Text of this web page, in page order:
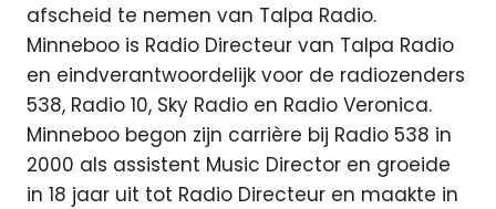
afscheid te nemen van Talpa Radio.
Minneboo is Radio Directeur van Talpa Radio
en eindverantwoordelijk voor de radiozenders
538, Radio 10, Sky Radio en Radio Veronica.
Minneboo begon zijn carrière bij Radio 538 in
2000 als assistent Music Director en groeide
in 18 jaar uit tot Radio Directeur en maakte in